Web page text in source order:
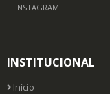
INSTAGRAM
INSTITUCIONAL
Início